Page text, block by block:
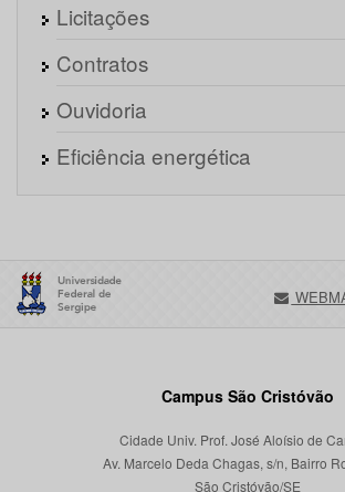
Licitações
Contratos
Ouvidoria
Eficiência energética
Campus São Cristóvão
Cidade Univ. Prof. José Aloísio de
Av. Marcelo Deda Chagas, s/n, Bairro
São Cristóvão/SE